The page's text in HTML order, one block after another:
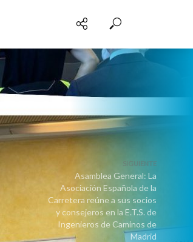
SIGUIENTE
Asamblea General: La
Asociación Española de la
Carretera reúne a sus socios
y consejeros en la E.T.S. de
Ingenieros de Caminos de
Madrid